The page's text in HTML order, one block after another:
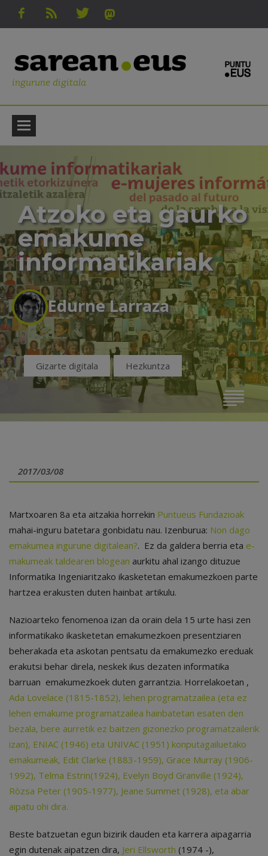
ingurune digitala
Atzoko eta gaurko
emakume
informatikariak
Edurne Larraza
Gizarte digitala Hezkuntza
2017/03/08
Martxoaren 8a eta aitzakia horrekin Puntueus Fundazioak
mahai-inguru batetara gonbidatu nau. Izenburua: Non dago
emakumea ingurune digitalean?. Ez da galdera berria eta e-
makumeak taldearen blogean aurkitu ahal izango dituzue
Informatika Ingeniaritzako ikasketetan emakumezkoen parte
hartzea erakusten duten hainbat artikulu.
Nazioarteko fenomenoa izan da orain dela 15 urte hasi zen
informatikako ikasketetan emakumezkoen presentziaren
beherakada eta askotan pentsatu da emakumezko ereduak
erakutsi behar direla, neskek ikus dezaten informatika
barruan emakumezkoek duten garrantzia. Horrelakoetan ,
Ada Lovelace (1815-1852), lehen programatzailea (eta ez
lehen emakume programatzailea hainbatetan esaten den
bezala, bere aurretik ez baitzen gizonezko programatzailerik
izan), ENIAC (1946) eta UNIVAC (1951) konputagailuetako
emakumeak, Edit Clarke (1883-1959), Grace Murray (1906-
1992), Telma Estrin(1924), Evelyn Boyd Granville (1924),
Ròzsa Peter (1905-1977), Jeane Summet (1928), eta abar
aipatu ohi dira.
Beste batzuetan egun bizirik dauden eta karrera aipagarria
egin dutenak aipatzen dira, Jeri Ellsworth (1974 -),